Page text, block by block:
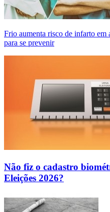
Frio aumenta risco de infarto em
para se prevenir
Não fiz o cadastro
Eleições 2026?